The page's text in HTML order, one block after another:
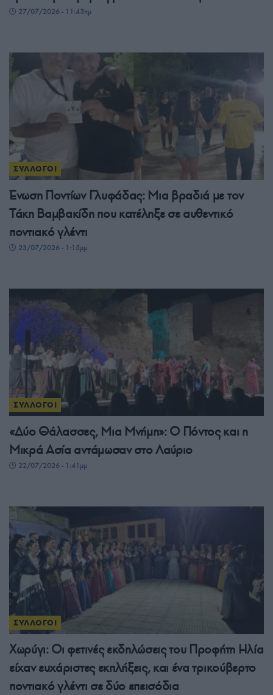
27/07/2026 - 11:43πμ
ΣΥΛΛΟΓΟΙ
Ένωση Ποντίων Γλυφάδας: Μια βραδιά με τον
Τάκη Βαμβακίδη που κατέληξε σε αυθεντικό
ποντιακό γλέντι
23/07/2026 - 1:15μμ
ΣΥΛΛΟΓΟΙ
«Δύο Θάλασσες, Μια Μνήμη»: Ο Πόντος και η
Μικρά Ασία αντάμωσαν στο Λαύριο
22/07/2026 - 1:41μμ
ΣΥΛΛΟΓΟΙ
Χωρύγι: Οι φετινές εκδηλώσεις του Προφήτη Ηλία
είχαν ευχάριστες εκπλήξεις, και ένα τρικούβερτο
ποντιακό γλέντι σε δύο επεισόδια